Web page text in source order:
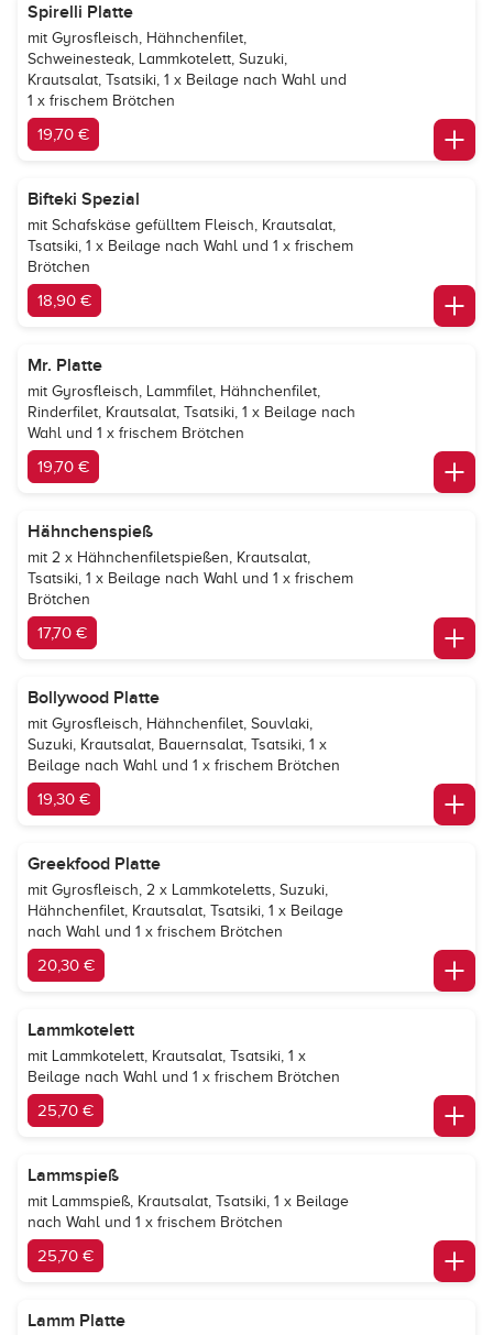
Spirelli Platte
mit Gyrosfleisch, Hähnchenfilet,
Schweinesteak, Lammkotelett, Suzuki,
Krautsalat, Tsatsiki, 1 x Beilage nach Wahl und
1 x frischem Brötchen
19,70 €
Bifteki Spezial
mit Schafskäse gefülltem Fleisch, Krautsalat,
Tsatsiki, 1 x Beilage nach Wahl und 1 x frischem
Brötchen
18,90 €
Mr. Platte
mit Gyrosfleisch, Lammfilet, Hähnchenfilet,
Rinderfilet, Krautsalat, Tsatsiki, 1 x Beilage nach
Wahl und 1 x frischem Brötchen
19,70 €
Hähnchenspieß
mit 2 x Hähnchenfiletspießen, Krautsalat,
Tsatsiki, 1 x Beilage nach Wahl und 1 x frischem
Brötchen
17,70 €
Bollywood Platte
mit Gyrosfleisch, Hähnchenfilet, Souvlaki,
Suzuki, Krautsalat, Bauernsalat, Tsatsiki, 1 x
Beilage nach Wahl und 1 x frischem Brötchen
19,30 €
Greekfood Platte
mit Gyrosfleisch, 2 x Lammkoteletts, Suzuki,
Hähnchenfilet, Krautsalat, Tsatsiki, 1 x Beilage
nach Wahl und 1 x frischem Brötchen
20,30 €
Lammkotelett
mit Lammkotelett, Krautsalat, Tsatsiki, 1 x
Beilage nach Wahl und 1 x frischem Brötchen
25,70 €
Lammspieß
mit Lammspieß, Krautsalat, Tsatsiki, 1 x Beilage
nach Wahl und 1 x frischem Brötchen
25,70 €
Lamm Platte